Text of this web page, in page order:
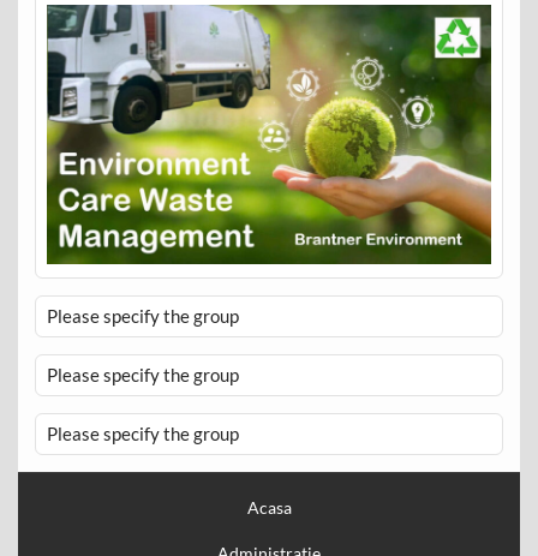
Please specify the group
Please specify the group
Please specify the group
Acasa